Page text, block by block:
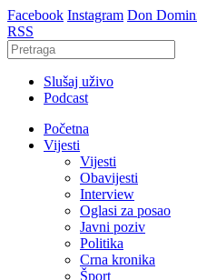
Facebook Instagram Don
RSS
Slušaj uživo
Podcast
Početna
Vijesti
Vijesti
Obavijesti
Interview
Oglasi za posao
Javni poziv
Politika
Crna kronika
Šport